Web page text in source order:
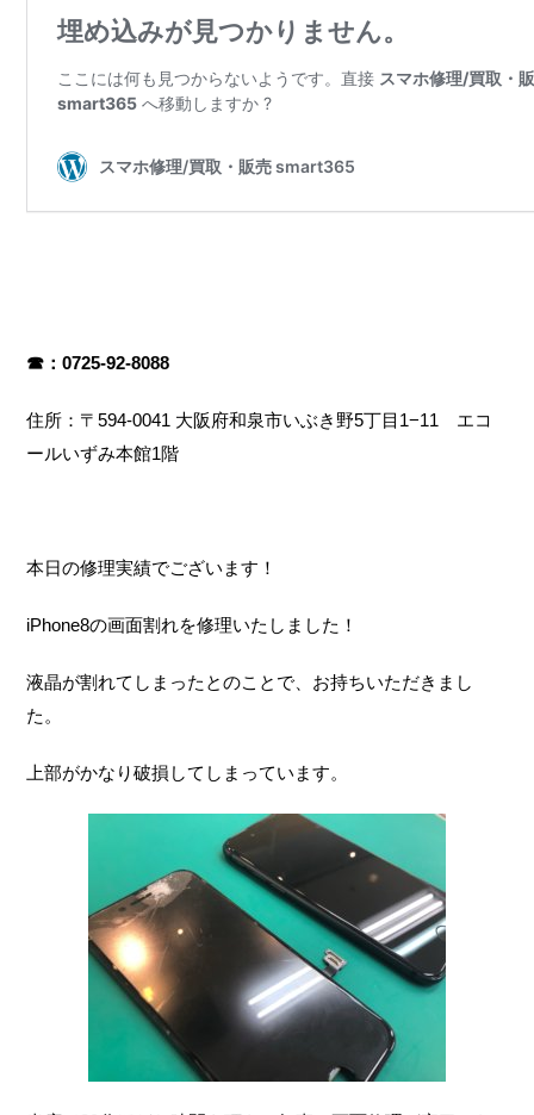
☎：0725-92-8088
住所：〒594-0041 大阪府和泉市いぶき野5丁目1−11 エコ
ールいずみ本館1階
本日の修理実績でございます！
iPhone8の画面割れを修理いたしました！
液晶が割れてしまったとのことで、お持ちいただきまし
た。
上部がかなり破損してしまっています。